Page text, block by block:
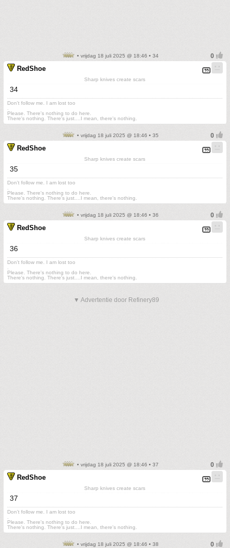
• vrijdag 18 juli 2025 @ 18:46 • 34
RedShoe
Sharp knives create scars
34
Don't follow me. I am lost too
Please. There's nothing to do here.
There's nothing. There's just....I mean, there's nothing.
• vrijdag 18 juli 2025 @ 18:46 • 35
RedShoe
Sharp knives create scars
35
Don't follow me. I am lost too
Please. There's nothing to do here.
There's nothing. There's just....I mean, there's nothing.
• vrijdag 18 juli 2025 @ 18:46 • 36
RedShoe
Sharp knives create scars
36
Don't follow me. I am lost too
Please. There's nothing to do here.
There's nothing. There's just....I mean, there's nothing.
▼ Advertentie door Refinery89
• vrijdag 18 juli 2025 @ 18:46 • 37
RedShoe
Sharp knives create scars
37
Don't follow me. I am lost too
Please. There's nothing to do here.
There's nothing. There's just....I mean, there's nothing.
• vrijdag 18 juli 2025 @ 18:46 • 38